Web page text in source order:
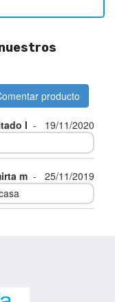
producto
I -
19/11/2020
m -
25/11/2019